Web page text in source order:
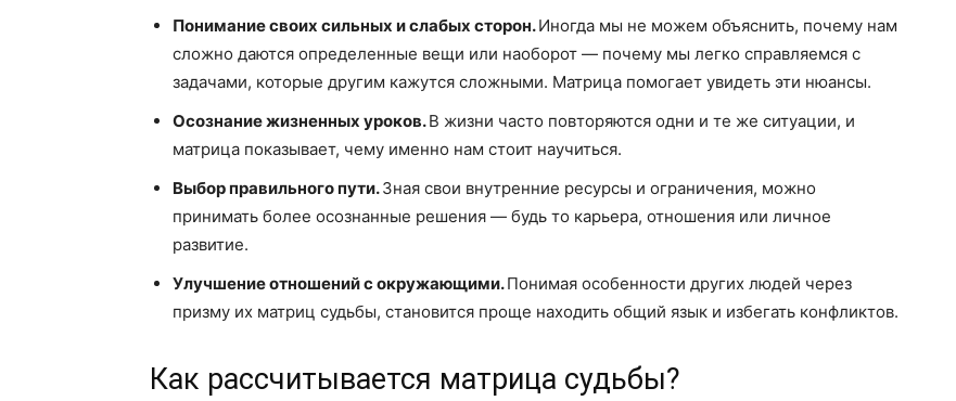
Понимание своих сильных и слабых сторон.Иногда мы не можем объяснить, почему нам
сложно даются определенные вещи или наоборот — почему мы легко справляемся с
задачами, которые другим кажутся сложными. Матрица помогает увидеть эти нюансы.
Осознание жизненных уроков.В жизни часто повторяются одни и те же ситуации, и
матрица показывает, чему именно нам стоит научиться.
Выбор правильного пути.Зная свои внутренние ресурсы и ограничения, можно
принимать более осознанные решения — будь то карьера, отношения или личное
развитие.
Улучшение отношений с окружающими.Понимая особенности других людей через
призму их матриц судьбы, становится проще находить общий язык и избегать конфликтов.
Как рассчитывается матрица судьбы?